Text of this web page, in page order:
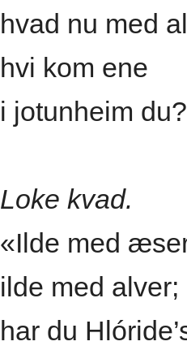
hvad nu med
hvi kom ene
i jotunheim
Loke kvad.
«Ilde med
ilde med alver;
har du